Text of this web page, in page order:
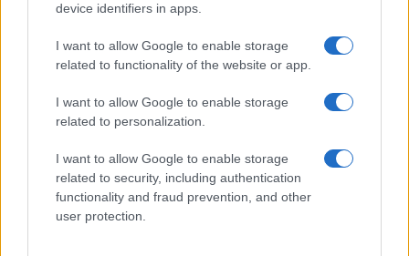
device identifiers in apps.
I want to allow Google to enable storage
related to functionality of the website or app.
I want to allow Google to enable storage
related to personalization.
I want to allow Google to enable storage
related to security, including authentication
functionality and fraud prevention, and other
user protection.
Giovannimaria Cabras
Invia un Comunicato Stampa